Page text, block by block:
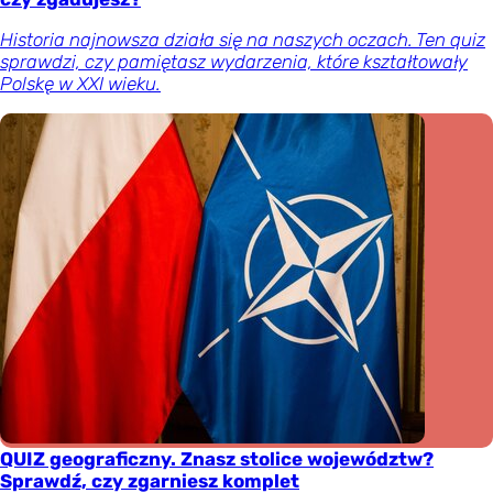
Historia najnowsza działa się na naszych oczach. Ten quiz
sprawdzi, czy pamiętasz wydarzenia, które kształtowały
Polskę w XXI wieku.
QUIZ geograficzny. Znasz stolice województw?
Sprawdź, czy zgarniesz komplet